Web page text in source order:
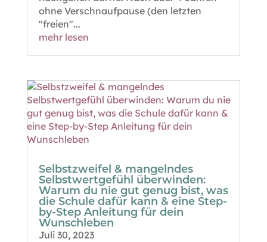
ohne Verschnaufpause (den letzten
"freien"...
mehr lesen
Selbstzweifel & mangelndes
Selbstwertgefühl überwinden:
Warum du nie gut genug bist, was
die Schule dafür kann & eine Step-
by-Step Anleitung für dein
Wunschleben
Juli 30, 2023